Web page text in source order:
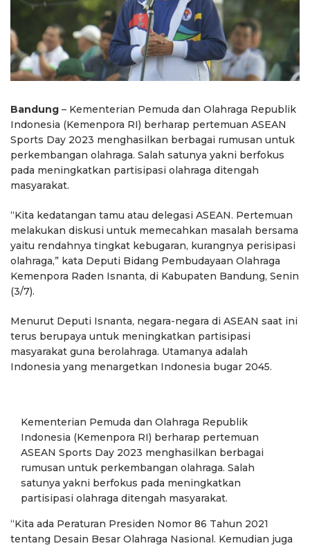
Bandung – Kementerian Pemuda dan Olahraga Republik
Indonesia (Kemenpora RI) berharap pertemuan ASEAN
Sports Day 2023 menghasilkan berbagai rumusan untuk
perkembangan olahraga. Salah satunya yakni berfokus
pada meningkatkan partisipasi olahraga ditengah
masyarakat.
“Kita kedatangan tamu atau delegasi ASEAN. Pertemuan
melakukan diskusi untuk memecahkan masalah bersama
yaitu rendahnya tingkat kebugaran, kurangnya perisipasi
olahraga,” kata Deputi Bidang Pembudayaan Olahraga
Kemenpora Raden Isnanta, di Kabupaten Bandung, Senin
(3/7).
Menurut Deputi Isnanta, negara-negara di ASEAN saat ini
terus berupaya untuk meningkatkan partisipasi
masyarakat guna berolahraga. Utamanya adalah
Indonesia yang menargetkan Indonesia bugar 2045.
Kementerian Pemuda dan Olahraga Republik
Indonesia (Kemenpora RI) berharap pertemuan
ASEAN Sports Day 2023 menghasilkan berbagai
rumusan untuk perkembangan olahraga. Salah
satunya yakni berfokus pada meningkatkan
partisipasi olahraga ditengah masyarakat.
“Kita ada Peraturan Presiden Nomor 86 Tahun 2021
tentang Desain Besar Olahraga Nasional. Kemudian juga